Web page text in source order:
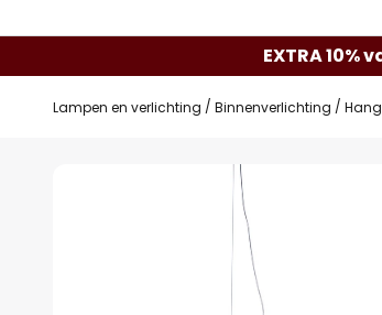
EXTRA 10%
Lampen en verlichting Binnenverlichting